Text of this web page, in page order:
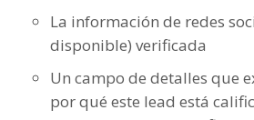
La información de redes
disponible) verificada
Un campo de detalles que
por qué este lead está